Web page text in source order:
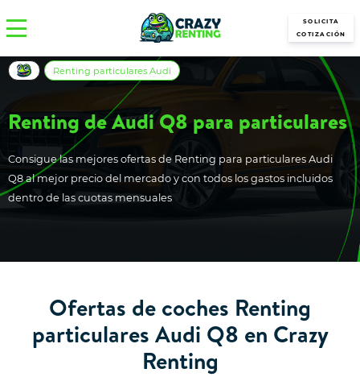
SOLICITA
COTIZACIÓN
Renting de Audi Q8 para particulares
Consigue las mejores ofertas de Renting para particulares Audi
Q8 al mejor precio del mercado y con todos los gastos incluidos
dentro de las cuotas mensuales
Renting particulares Audi
Ofertas de coches Renting
particulares Audi Q8 en Crazy
Renting